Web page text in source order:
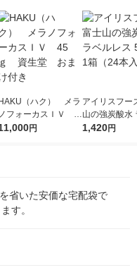
HAKU（ハク） メラ
ノフォーカスＩＶ 4
ｇ 資生堂 おまけ
円
アイリスフー
山の強炭酸水
レス 500ml 1
1,420円
省いた安価な宅配袋で
す。